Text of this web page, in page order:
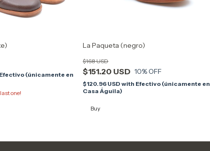
Efectivo (únicamente en
one!
La Paqueta (negro)
$151.20 USD
$168 USD
10% OFF
$120.96 USD with Efectivo (únicamente en
Casa Águila)
Buy